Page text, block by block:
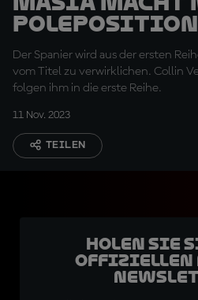
Poleposition
Absichten in
klar
Der Spanier wird aus der ersten
vom Titel zu verwirklichen. Collin
folgen ihm in die erste Reihe.
11 Nov. 2023
TEILEN
Holen Sie
offiziellen